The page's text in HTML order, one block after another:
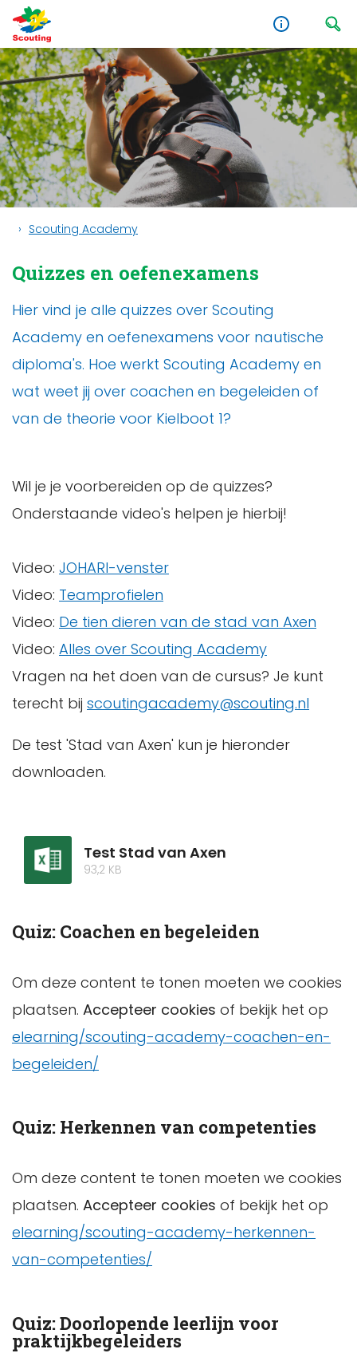
Scouting Academy
Quizzes en oefenexamens
Hier vind je alle quizzes over Scouting
Academy en oefenexamens voor nautische
diploma's. Hoe werkt Scouting Academy en
wat weet jij over coachen en begeleiden of
van de theorie voor Kielboot 1?
Wil je je voorbereiden op de quizzes?
Onderstaande video's helpen je hierbij!
Video: JOHARI-venster
Video: Teamprofielen
Video: De tien dieren van de stad van Axen
Video: Alles over Scouting Academy
Vragen na het doen van de cursus? Je kunt
terecht bij scoutingacademy@scouting.nl
De test 'Stad van Axen' kun je hieronder
downloaden.
Test Stad van Axen
93,2 KB
Quiz: Coachen en begeleiden
Om deze content te tonen moeten we cookies
plaatsen. Accepteer cookies of bekijk het op
elearning/scouting-academy-coachen-en-
begeleiden/
Quiz: Herkennen van competenties
Om deze content te tonen moeten we cookies
plaatsen. Accepteer cookies of bekijk het op
elearning/scouting-academy-herkennen-
van-competenties/
Quiz: Doorlopende leerlijn voor
praktijkbegeleiders